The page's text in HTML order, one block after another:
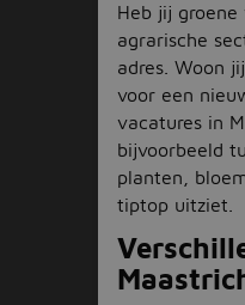
Heb jij
agrarische
adres. Woon
voor een
vacatures in
bijvoorbeeld
planten,
tiptop uitziet.